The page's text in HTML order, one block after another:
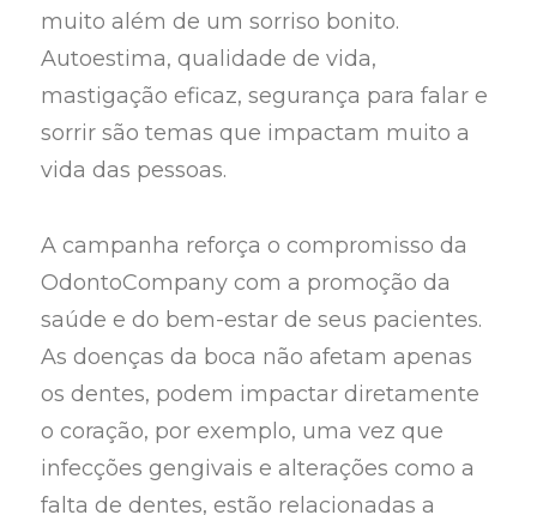
muito além de um sorriso bonito.
Autoestima, qualidade de vida,
mastigação eficaz, segurança para falar e
sorrir são temas que impactam muito a
vida das pessoas.
A campanha reforça o compromisso da
OdontoCompany com a promoção da
saúde e do bem-estar de seus pacientes.
As doenças da boca não afetam apenas
os dentes, podem impactar diretamente
o coração, por exemplo, uma vez que
infecções gengivais e alterações como a
falta de dentes, estão relacionadas a